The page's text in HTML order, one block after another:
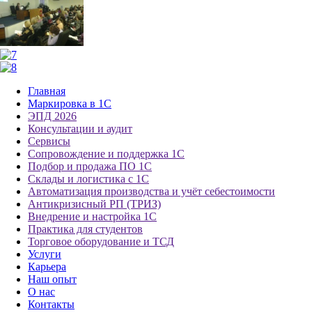
Главная
Маркировка в 1С
ЭПД 2026
Консультации и аудит
Сервисы
Сопровождение и поддержка 1С
Подбор и продажа ПО 1С
Склады и логистика с 1С
Автоматизация производства и учёт себестоимости
Антикризисный РП (ТРИЗ)
Внедрение и настройка 1С
Практика для студентов
Торговое оборудование и ТСД
Услуги
Карьера
Наш опыт
О нас
Контакты